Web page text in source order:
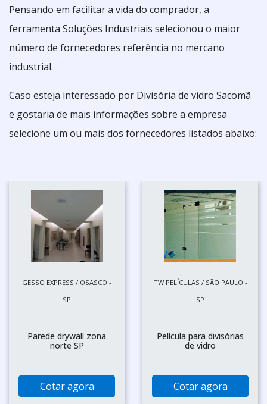
Pensando em facilitar a vida do comprador, a
ferramenta Soluções Industriais selecionou o maior
número de fornecedores referência no mercano
industrial.
Caso esteja interessado por Divisória de vidro Sacomã
e gostaria de mais informações sobre a empresa
selecione um ou mais dos fornecedores listados abaixo:
GESSO EXPRESS / OSASCO -
SP
Parede drywall zona
norte SP
Cotar agora
TW PELÍCULAS / SÃO PAULO -
SP
Película para divisórias
de vidro
Cotar agora